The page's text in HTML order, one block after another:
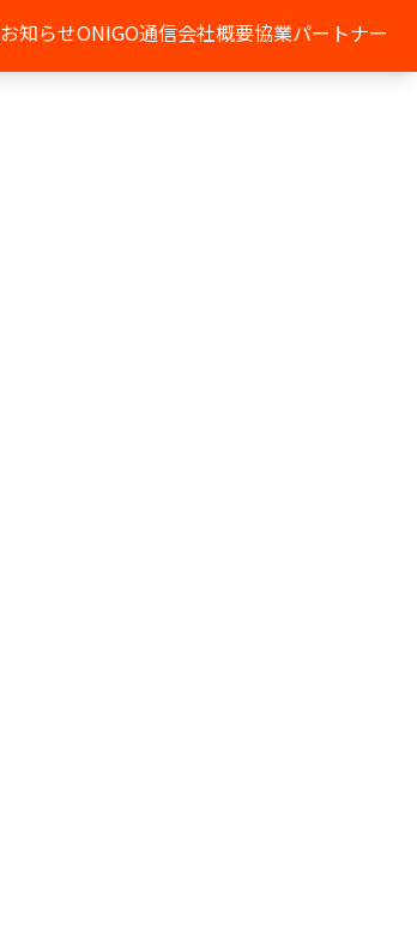
お知らせONIGO通信会社概要協業パートナー